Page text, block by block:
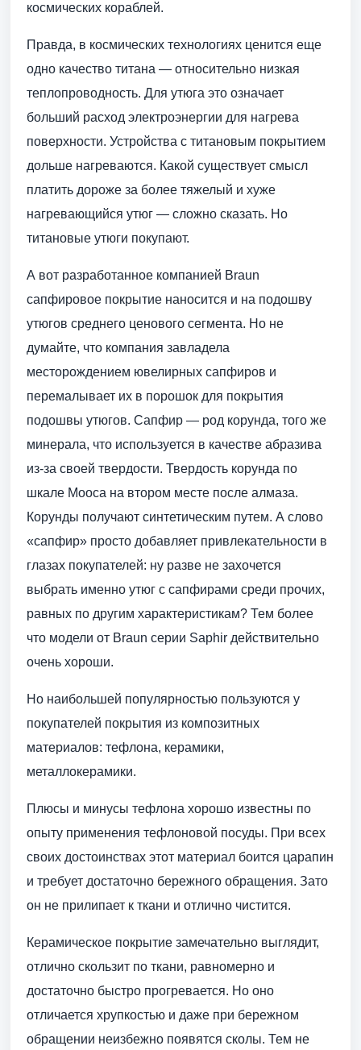
космических кораблей.
Правда, в космических технологиях ценится еще
одно качество титана — относительно низкая
теплопроводность. Для утюга это означает
больший расход электроэнергии для нагрева
поверхности. Устройства с титановым покрытием
дольше нагреваются. Какой существует смысл
платить дороже за более тяжелый и хуже
нагревающийся утюг — сложно сказать. Но
титановые утюги покупают.
А вот разработанное компанией Braun
сапфировое покрытие наносится и на подошву
утюгов среднего ценового сегмента. Но не
думайте, что компания завладела
месторождением ювелирных сапфиров и
перемалывает их в порошок для покрытия
подошвы утюгов. Сапфир — род корунда, того же
минерала, что используется в качестве абразива
из-за своей твердости. Твердость корунда по
шкале Мооса на втором месте после алмаза.
Корунды получают синтетическим путем. А слово
«сапфир» просто добавляет привлекательности в
глазах покупателей: ну разве не захочется
выбрать именно утюг с сапфирами среди прочих,
равных по другим характеристикам? Тем более
что модели от Braun серии Saphir действительно
очень хороши.
Но наибольшей популярностью пользуются у
покупателей покрытия из композитных
материалов: тефлона, керамики,
металлокерамики.
Плюсы и минусы тефлона хорошо известны по
опыту применения тефлоновой посуды. При всех
своих достоинствах этот материал боится царапин
и требует достаточно бережного обращения. Зато
он не прилипает к ткани и отлично чистится.
Керамическое покрытие замечательно выглядит,
отлично скользит по ткани, равномерно и
достаточно быстро прогревается. Но оно
отличается хрупкостью и даже при бережном
обращении неизбежно появятся сколы. Тем не